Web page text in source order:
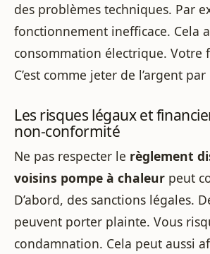
des problèmes techniques. Par
fonctionnement inefficace. Cela
consommation électrique. Votre
C’est comme jeter de l’argent
Les risques légaux et
non-conformité
Ne pas respecter le règlement
voisins pompe à chaleur peut
D’abord, des sanctions légales.
peuvent porter plainte. Vous
condamnation. Cela peut aussi